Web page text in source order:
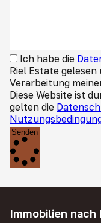
Ich habe die
Riel Estate
Verarbeitung
Diese Website ist
gelten die
Senden
Immobilien nach